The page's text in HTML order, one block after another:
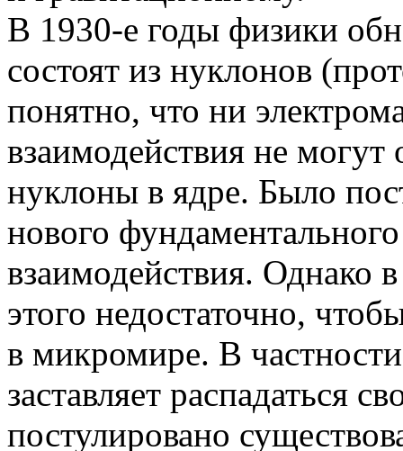
В 1930-е годы физики
состоят из нуклонов
понятно, что ни
взаимодействия не могут
нуклоны в ядре. Было
нового
взаимодействия. Однако
этого недостаточно,
в микромире. В
заставляет распадаться
постулировано